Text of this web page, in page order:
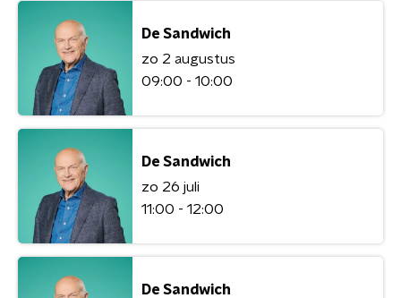
De Sandwich
zo 2 augustus
09:00 - 10:00
De Sandwich
zo 26 juli
11:00 - 12:00
De Sandwich